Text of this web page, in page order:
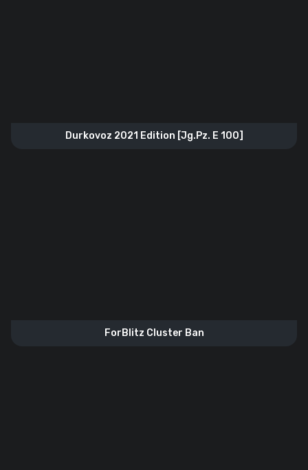
Durkovoz 2021 Edition [Jg.Pz. E 100]
ForBlitz Cluster Ban